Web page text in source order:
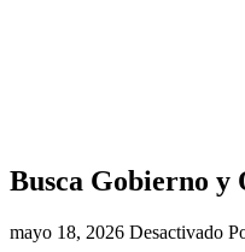
Busca Gobierno y
mayo 18, 2026 Desactivado